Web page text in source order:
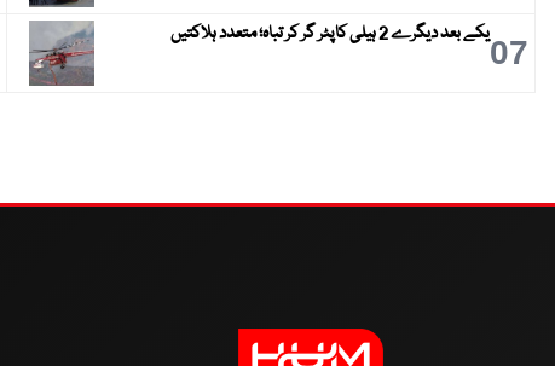
07یکے بعد دیگرے 2 ہیلی کاپٹر گر کر تباہ؛ متعدد ہلاکتیں